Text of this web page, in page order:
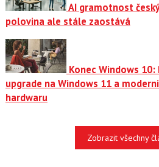
AI gramotnost
polovina ale stále zaostává
Konec Windows
upgrade na Windows 11 a
hardwaru
Zobrazit všechny